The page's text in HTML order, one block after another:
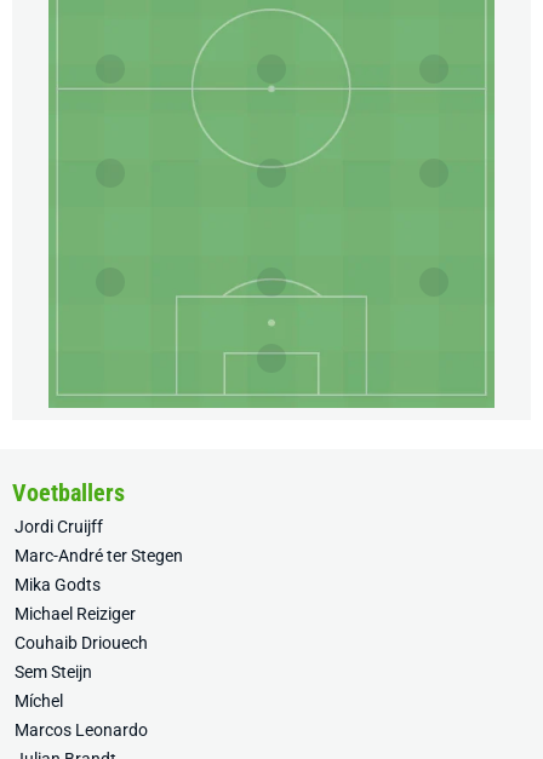
Voetballers
Jordi Cruijff
Marc-André ter Stegen
Mika Godts
Michael Reiziger
Couhaib Driouech
Sem Steijn
Míchel
Marcos Leonardo